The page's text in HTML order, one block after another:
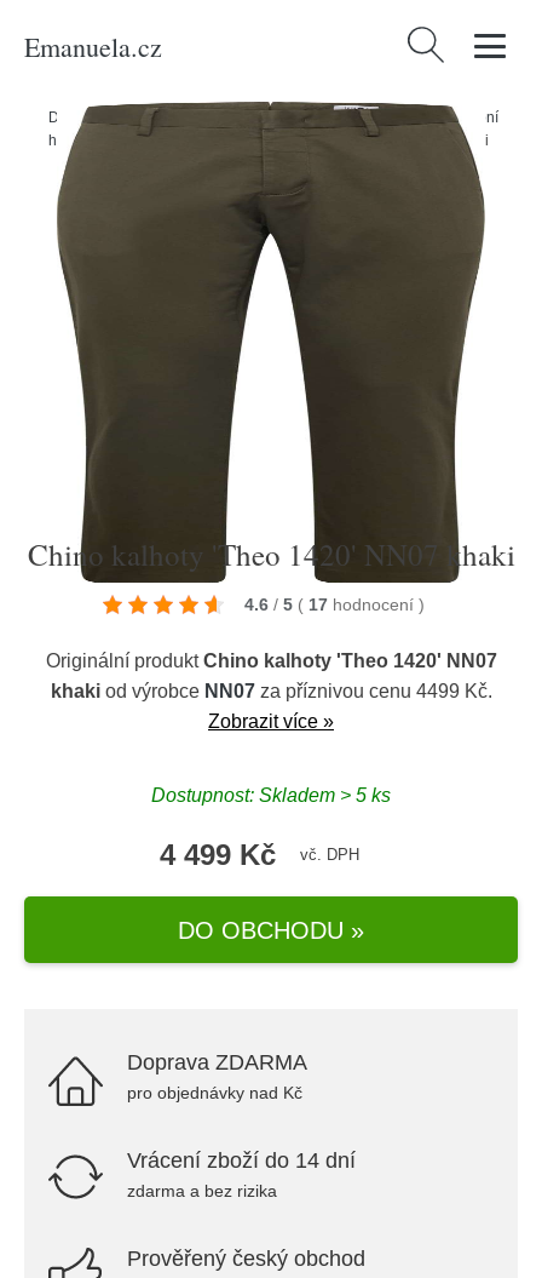
Emanuela.cz Vyhledávání
Domů Produkty Oblečení Příležitosti Svatba
Pro svatební
hosty
Spodní díly Chino kalhoty 'Theo 1420' NN07 khaki
Chino kalhoty 'Theo 1420' NN07 khaki
4.6 / 5 ( 17 hodnocení )
Originální produktChino kalhoty 'Theo 1420' NN07
khakiod výrobce NN07za příznivou cenu 4499 Kč.
Zobrazit více »
Dostupnost: Skladem > 5 ks
4 499 Kč vč. DPH
DO OBCHODU »
Doprava ZDARMA
pro objednávky nad Kč
Vrácení zboží do 14 dní
zdarma a bez rizika
Prověřený český obchod